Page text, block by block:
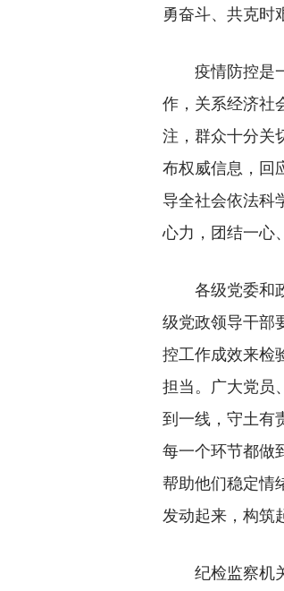
勇奋斗、共克时
疫情防控是一
作，关系经济社
注，群众十分关
布权威信息，回
导全社会依法科
心力，团结一心
各级党委和政
级党政领导干部
控工作成效来检
担当。广大党员
到一线，守土有
每一个环节都做
帮助他们稳定情
发动起来，构筑
纪检监察机关